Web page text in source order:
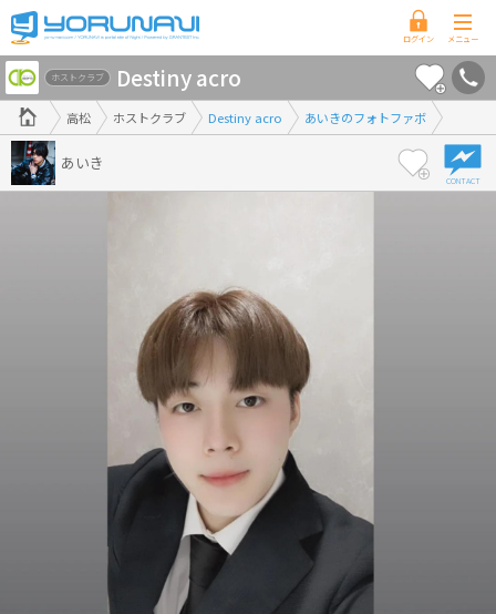
香
川
県
版
高松 ホストクラブ Destiny acro あいきのフォトファボ
ホストクラブ Destiny acro
あいき